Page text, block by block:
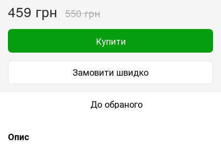
459 грн 550 грн
Купити
Замовити швидко
До обраного
Опис